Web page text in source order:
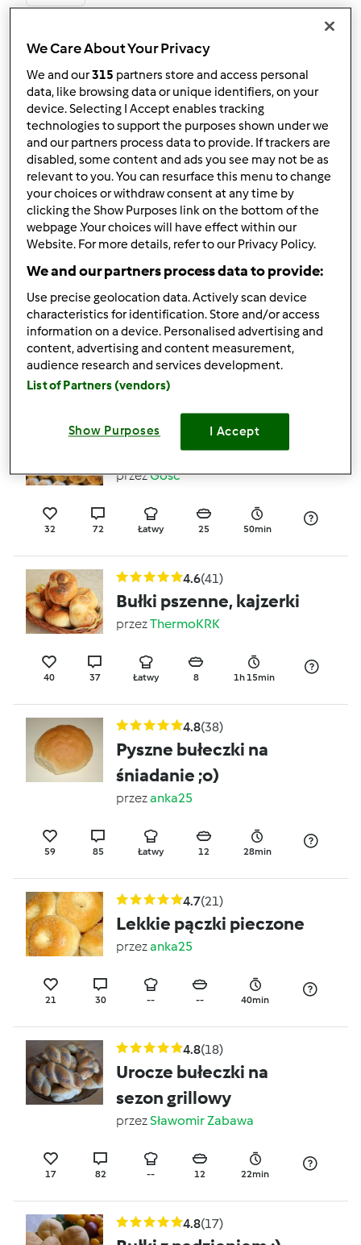
4.7(196)
Bułki
wrocławskie/poznańskie
przez martynaka
209 258 Łatwy 14 18min
Szybkie bułki
drożdżowe z budyniem
przezGość
43 73 Łatwy
(43)
przezGość
32 72 Łatwy 25 50min
4.6(41)
Bułki pszenne, kajzerki
przezThermoKRK
40 37 Łatwy 8 1h 15min
4.8(38)
Pyszne bułeczki na
śniadanie ;o)
przezanka25
59 85 Łatwy 12 28min
4.7(21)
Lekkie pączki pieczone
przezanka25
21 30 -- -- 40min
4.8(18)
Urocze bułeczki na
sezon grillowy
przezSławomir Zabawa
17 82 -- 12 22min
4.8(17)
We Care About Your Privacy
We and our315 partners store and access personal
data, like browsing data or unique identifiers, on your
device. Selecting I Accept enables tracking
technologies to support the purposes shown under we
and our partners process data to provide. If trackers are
disabled, some content and ads you see may not be as
relevant to you. You can resurface this menu to change
your choices or withdraw consent at any time by
clicking the Show Purposes link on the bottom of the
webpage .Your choices will have effect within our
Website. For more details, refer to our Privacy Policy.
We and our partners process data to provide:
Use precise geolocation data. Actively scan device
characteristics for identification. Store and/or access
information on a device. Personalised advertising and
content, advertising and content measurement,
audience research and services development.
List of Partners (vendors)
Show Purposes I Accept